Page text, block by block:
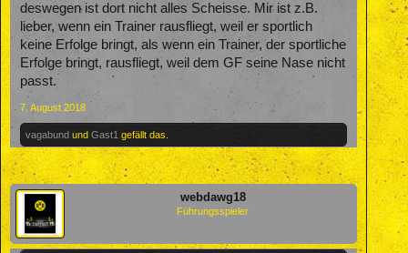
deswegen ist dort nicht alles Scheisse. Mir ist z.B.
lieber, wenn ein Trainer rausfliegt, weil er sportlich
keine Erfolge bringt, als wenn ein Trainer, der sportliche
Erfolge bringt, rausfliegt, weil dem GF seine Nase nicht
passt.
7. August 2018
vagabund und Gast1 gefällt das.
webdawg18
Führungsspieler